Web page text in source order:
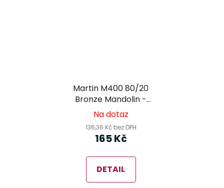
Martin M400 80/20
Bronze Mandolin -
struny na mandolínu
Na dotaz
136,36 Kč bez DPH
165 Kč
DETAIL